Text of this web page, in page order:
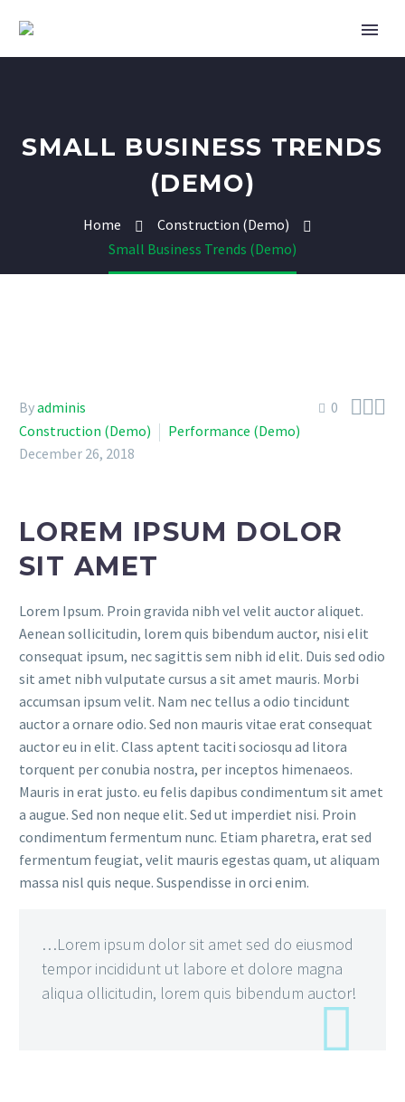
SMALL BUSINESS TRENDS
(DEMO)
Home
Construction (Demo)
Small Business Trends (Demo)
0 
Byadminis
Construction (Demo)
Performance (Demo)
December 26, 2018
LOREM IPSUM DOLOR
SIT AMET
Lorem Ipsum. Proin gravida nibh vel velit auctor aliquet.
Aenean sollicitudin, lorem quis bibendum auctor, nisi elit
consequat ipsum, nec sagittis sem nibh id elit. Duis sed odio
sit amet nibh vulputate cursus a sit amet mauris. Morbi
accumsan ipsum velit. Nam nec tellus a odio tincidunt
auctor a ornare odio. Sed non mauris vitae erat consequat
auctor eu in elit. Class aptent taciti sociosqu ad litora
torquent per conubia nostra, per inceptos himenaeos.
Mauris in erat justo. eu felis dapibus condimentum sit amet
a augue. Sed non neque elit. Sed ut imperdiet nisi. Proin
condimentum fermentum nunc. Etiam pharetra, erat sed
fermentum feugiat, velit mauris egestas quam, ut aliquam
massa nisl quis neque. Suspendisse in orci enim.
…Lorem ipsum dolor sit amet sed do eiusmod
tempor incididunt ut labore et dolore magna
aliqua ollicitudin, lorem quis bibendum auctor!